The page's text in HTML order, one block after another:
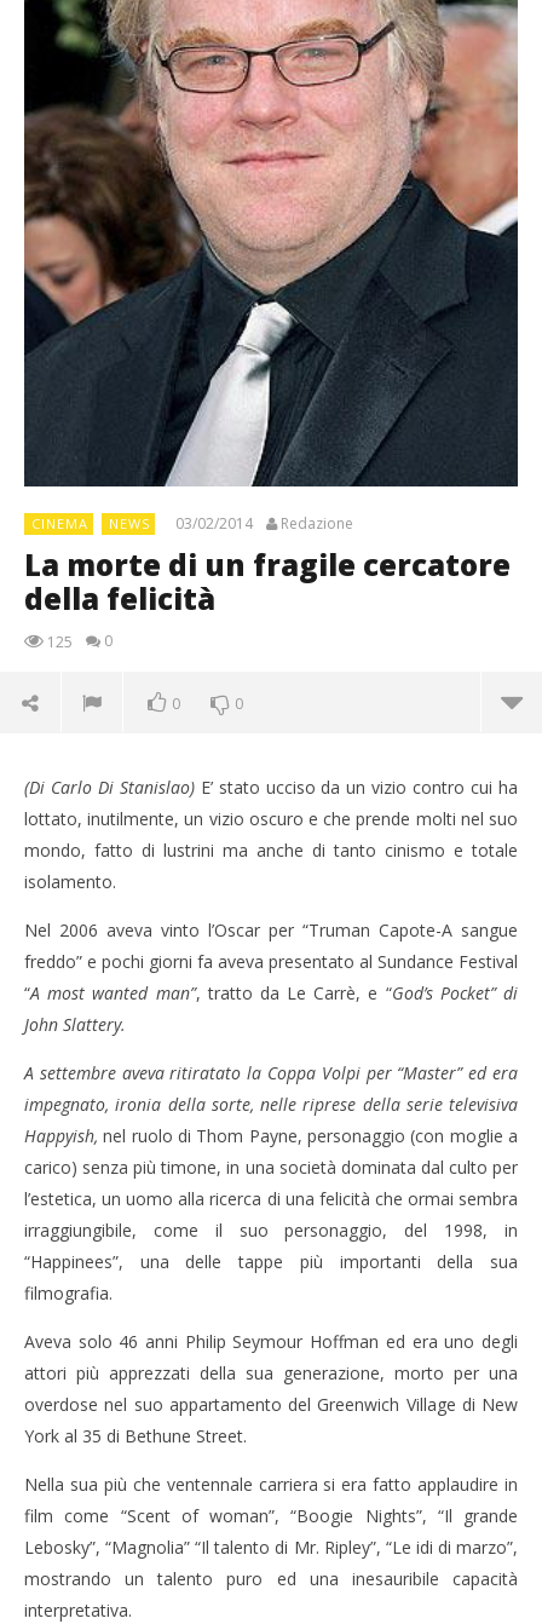
CINEMA NEWS 03/02/2014 Redazione
La morte di un fragile cercatore
della felicità
125 0
0 0
NOW VIEWING
La morte di un fragile cercatore della felicità
03/02/2014
Redazione
03/
(Di Carlo Di Stanislao) E’ stato ucciso da un vizio contro cui ha
lottato, inutilmente, un vizio oscuro e che prende molti nel suo
mondo, fatto di lustrini ma anche di tanto cinismo e totale
isolamento.
Nel 2006 aveva vinto l’Oscar per “Truman Capote-A sangue
freddo” e pochi giorni fa aveva presentato al Sundance Festival
“A most wanted man”, tratto da Le Carrè, e “God’s Pocket” di
John Slattery.
A settembre aveva ritiratato la Coppa Volpi per “Master” ed era
impegnato, ironia della sorte, nelle riprese della serie televisiva
Happyish, nel ruolo di Thom Payne, personaggio (con moglie a
carico) senza più timone, in una società dominata dal culto per
l’estetica, un uomo alla ricerca di una felicità che ormai sembra
irraggiungibile, come il suo personaggio, del 1998, in
“Happinees”, una delle tappe più importanti della sua
filmografia.
Aveva solo 46 anni Philip Seymour Hoffman ed era uno degli
attori più apprezzati della sua generazione, morto per una
overdose nel suo appartamento del Greenwich Village di New
York al 35 di Bethune Street.
Nella sua più che ventennale carriera si era fatto applaudire in
film come “Scent of woman”, “Boogie Nights”, “Il grande
Lebosky”, “Magnolia” “Il talento di Mr. Ripley”, “Le idi di marzo”,
mostrando un talento puro ed una inesauribile capacità
interpretativa.